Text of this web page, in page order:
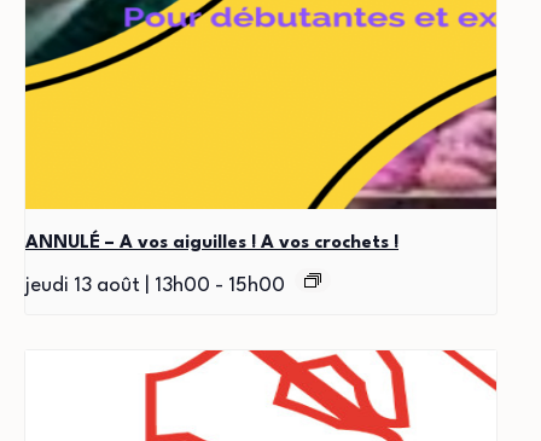
ANNULÉ – A vos aiguilles ! A vos crochets !
jeudi 13 août | 13h00 - 15h00